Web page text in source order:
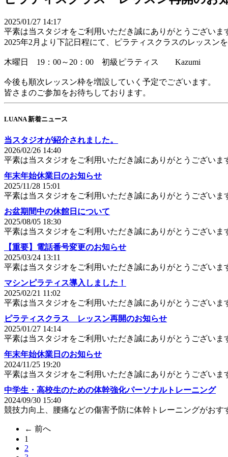
2025/01/27 14:17
平素は当スタジオをご利用いただき誠にありがとうございま
2025年2月より下記日程にて、ピラティスクラスのレッスンを
木曜日 19：00～20：00 初級ピラティス Kazumi
今後も順次レッスン枠を増設していく予定でございます。
皆さまのご参加をお待ちしております。
LUANA 新着ニュース
当スタジオが紹介されました。
2026/02/26 14:40
平素は当スタジオをご利用いただき誠にありがとうござい
年末年始休業日のお知らせ
2025/11/28 15:01
平素は当スタジオをご利用いただき誠にありがとうござい
お盆期間中の休館日について
2025/08/05 18:30
平素は当スタジオをご利用いただき誠にありがとうござい
【重要】電話番号変更のお知らせ
2025/03/24 13:11
平素は当スタジオをご利用いただき誠にありがとうござい
マシンピラティス導入しました！
2025/02/21 11:02
平素は当スタジオをご利用いただき誠にありがとうござい
ピラティスクラス レッスン再開のお知らせ
2025/01/27 14:14
平素は当スタジオをご利用いただき誠にありがとうござい
年末年始休業日のお知らせ
2024/11/25 19:20
平素は当スタジオをご利用いただき誠にありがとうござい
中学生・高校生のための体幹強化パーソナルトレーニング
2024/09/30 15:40
競技力向上、腰痛などの傷害予防に体幹トレーニングがお
← 前へ
1
の
2